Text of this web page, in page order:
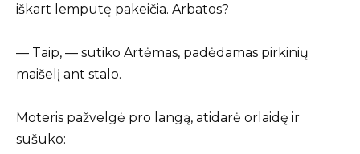
iškart lemputę pakeičia. Arbatos?
— Taip, — sutiko Artėmas, padėdamas pirkinių
maišelį ant stalo.
Moteris pažvelgė pro langą, atidarė orlaidę ir
sušuko: